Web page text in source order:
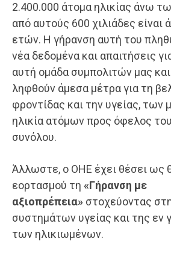
2.400.000 άτομα ηλικίας άνω
από αυτούς 600 χιλιάδες
ετών. Η γήρανση αυτή του
νέα δεδομένα και απαιτήσεις
αυτή ομάδα συμπολιτών μας
ληφθούν άμεσα μέτρα για τη
φροντίδας και την υγείας, των
ηλικία ατόμων προς όφελος
συνόλου.
​Άλλωστε, ο ΟΗΕ έχει θέσει ως
εορτασμού τη «Γήρανση με
αξιοπρέπεια» στοχεύοντας
συστημάτων υγείας και της εν
των ηλικιωμένων.